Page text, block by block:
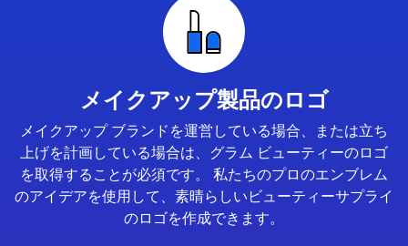
メイクアップ製品のロゴ
メイクアップ ブランドを運営している場合、または立ち
上げを計画している場合は、グラム ビューティーのロゴ
を取得することが必須です。 私たちのプロのエンブレム
のアイデアを使用して、素晴らしいビューティーサプライ
のロゴを作成できます。